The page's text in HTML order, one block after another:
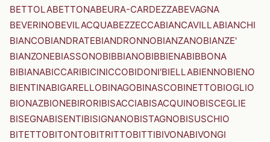
BETTOLABETTONABEURA-CARDEZZABEVAGNA
BEVERINOBEVILACQUABEZZECCABIANCAVILLABIANCHI
BIANCOBIANDRATEBIANDRONNOBIANZANOBIANZE'
BIANZONEBIASSONOBIBBIANOBIBBIENABIBBONA
BIBIANABICCARIBICINICCOBIDONI'BIELLABIENNOBIENO
BIENTINABIGARELLOBINAGOBINASCOBINETTOBIOGLIO
BIONAZBIONEBIRORIBISACCIABISACQUINOBISCEGLIE
BISEGNABISENTIBISIGNANOBISTAGNOBISUSCHIO
BITETTOBITONTOBITRITTOBITTIBIVONABIVONGI